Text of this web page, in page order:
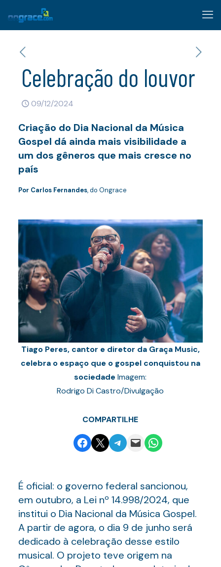
Celebração do louvor
09/12/2024
Criação do Dia Nacional da Música
Gospel dá ainda mais visibilidade a
um dos gêneros que mais cresce no
país
Por Carlos Fernandes, do Ongrace
Tiago Peres, cantor e diretor da Graça Music,
celebra o espaço que o gospel conquistou na
sociedadeImagem:
Rodrigo Di Castro/Divulgação
COMPARTILHE
Share on Facebook
Email this PageShare on Telegram
Email this PageShare on WhatsApp
É oficial: o governo federal sancionou,
em outubro, a Lei nº 14.998/2024, que
institui o Dia Nacional da Música Gospel.
A partir de agora, o dia 9 de junho será
dedicado à celebração desse estilo
musical. O projeto teve origem na